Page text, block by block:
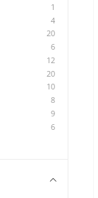
1
4
20
6
12
20
10
8
9
6